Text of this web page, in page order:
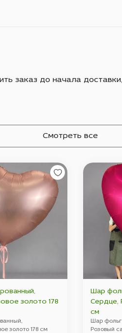
заказ до начала
Смотреть все
золото 178 см
Шар
Сердце,
см
Шар
Розовый